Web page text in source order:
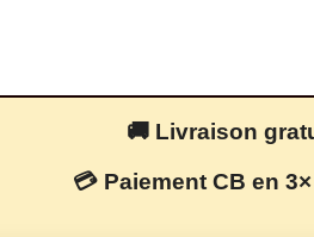
🚚 Livraison
💳 Paiement CB en